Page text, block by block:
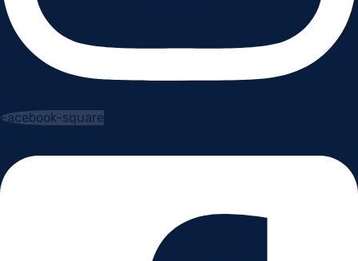
Facebook-square